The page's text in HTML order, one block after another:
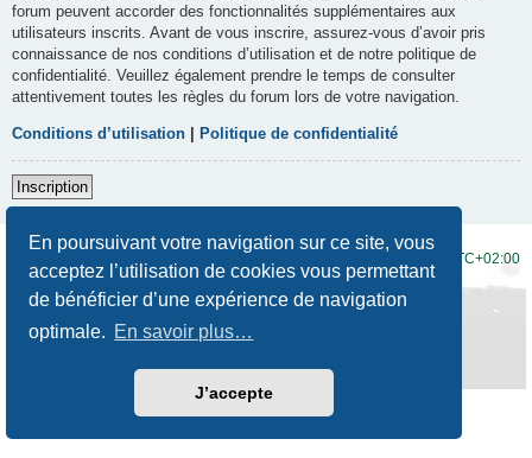
En poursuivant votre navigation sur ce site, vous
acceptez l’utilisation de cookies vous permettant
de bénéficier d’une expérience de navigation
optimale. En savoir plus…
J’accepte
forum peuvent accorder des fonctionnalités supplémentaires aux
utilisateurs inscrits. Avant de vous inscrire, assurez-vous d’avoir pris
connaissance de nos conditions d’utilisation et de notre politique de
confidentialité. Veuillez également prendre le temps de consulter
attentivement toutes les règles du forum lors de votre navigation.
Conditions d’utilisation Politique de confidentialité
Inscription
UTC+02:00
Développé par phpBB® Forum Software © phpBB Limited
Traduction française officielle
Prosilver New Edition
Confidentialité|Conditions